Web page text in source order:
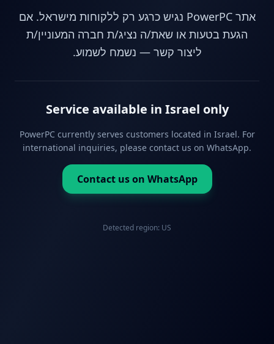
אתר PowerPC נגיש כרגע רק ללקוחות מישראל. אם
הגעת בטעות או שאת/ה נציג/ת חברה המעוניין/ת
ליצור קשר — נשמח לשמוע.
Service available in Israel only
PowerPC currently serves customers located in Israel. For
international inquiries, please contact us on WhatsApp.
Contact us on WhatsApp
Detected region: US